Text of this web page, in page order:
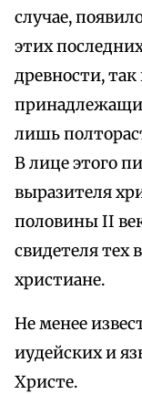
случае,
этих
древности,
лишь
В лице этого
выразителя
половины II
свидетеля тех
христиане.
Не менее
иудейских и
Христе.